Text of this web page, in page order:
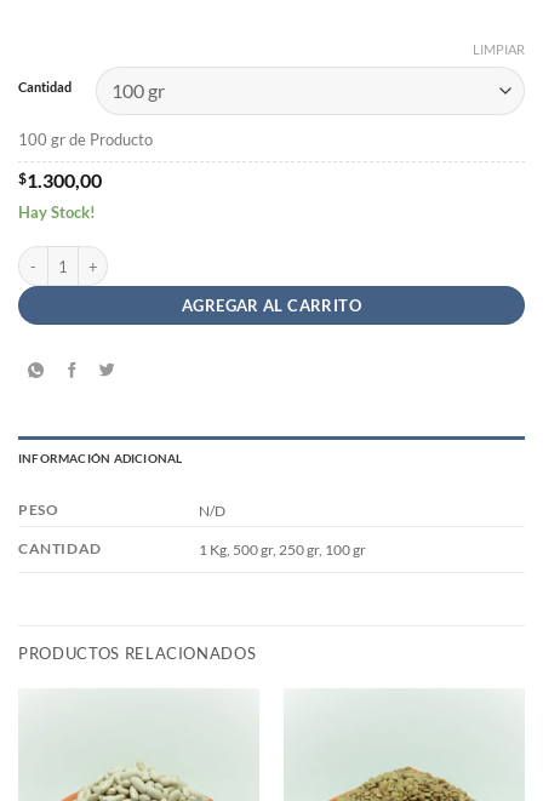
Cantidad
LIMPIAR
100 gr de Producto
$1.300,00
Hay Stock!
Semillas de Sésamo Blanco a Granel cantidad
AGREGAR AL CARRITO
INFORMACIÓN ADICIONAL
PESO N/D
CANTIDAD 1 Kg, 500 gr, 250 gr, 100 gr
PRODUCTOS RELACIONADOS